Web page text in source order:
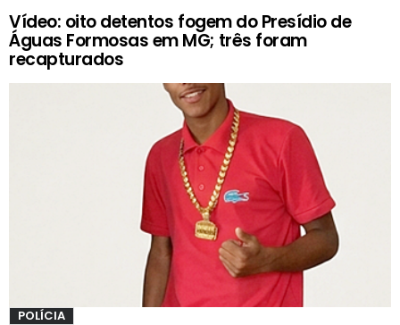
Vídeo: oito detentos fogem do Presídio de
Águas Formosas em MG; três foram
recapturados
POLÍCIA